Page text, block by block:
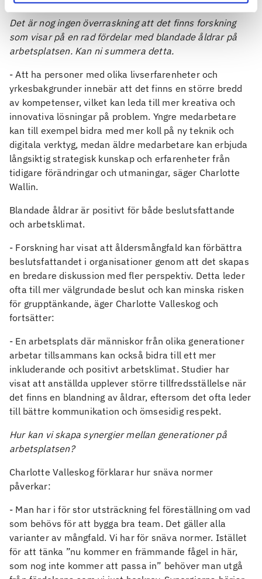
Det är nog ingen överraskning att det finns forskning
som visar på en rad fördelar med blandade åldrar på
arbetsplatsen. Kan ni summera detta.
- Att ha personer med olika livserfarenheter och
yrkesbakgrunder innebär att det finns en större bredd
av kompetenser, vilket kan leda till mer kreativa och
innovativa lösningar på problem. Yngre medarbetare
kan till exempel bidra med mer koll på ny teknik och
digitala verktyg, medan äldre medarbetare kan erbjuda
långsiktig strategisk kunskap och erfarenheter från
tidigare förändringar och utmaningar, säger Charlotte
Wallin.
Blandade åldrar är positivt för både beslutsfattande
och arbetsklimat.
- Forskning har visat att åldersmångfald kan förbättra
beslutsfattandet i organisationer genom att det skapas
en bredare diskussion med fler perspektiv. Detta leder
ofta till mer välgrundade beslut och kan minska risken
för grupptänkande, äger Charlotte Valleskog och
fortsätter:
- En arbetsplats där människor från olika generationer
arbetar tillsammans kan också bidra till ett mer
inkluderande och positivt arbetsklimat. Studier har
visat att anställda upplever större tillfredsställelse när
det finns en blandning av åldrar, eftersom det ofta leder
till bättre kommunikation och ömsesidig respekt.
Hur kan vi skapa synergier mellan generationer på
arbetsplatsen?
Charlotte Valleskog förklarar hur snäva normer
påverkar:
- Man har i för stor utsträckning fel föreställning om vad
som behövs för att bygga bra team. Det gäller alla
varianter av mångfald. Vi har för snäva normer. Istället
för att tänka ”nu kommer en främmande fågel in här,
som nog inte kommer att passa in” behöver man utgå